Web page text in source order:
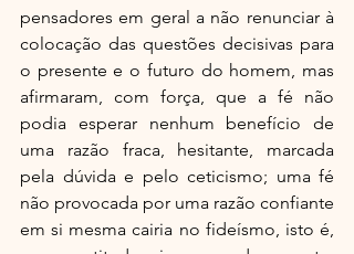
pensadores em geral a não renunciar à
colocação das questões decisivas para
o presente e o futuro do homem, mas
afirmaram, com força, que a fé não
podia esperar nenhum benefício de
uma razão fraca, hesitante, marcada
pela dúvida e pelo ceticismo; uma fé
não provocada por uma razão confiante
em si mesma cairia no fideísmo, isto é,